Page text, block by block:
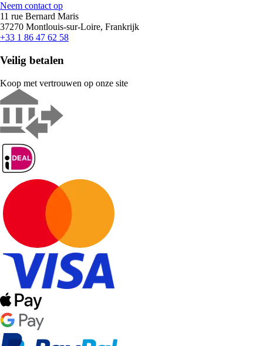
Neem contact op
11 rue Bernard Maris
37270 Montlouis-sur-Loire, Frankrijk
+33 1 86 47 62 58
Veilig betalen
Koop met vertrouwen op onze site